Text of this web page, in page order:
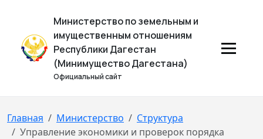
Министерство по земельным и
имущественным отношениям
Республики Дагестан
(Минимущество Дагестана)
Официальный сайт
Главная Министерство
Структура
Управление экономики и проверок порядка